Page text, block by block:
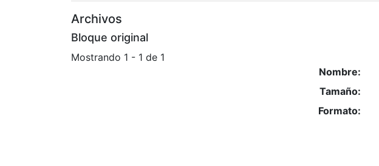
Archivos
Bloque original
Mostrando 1 - 1 de 1
Nombre:
Tamaño:
Formato: